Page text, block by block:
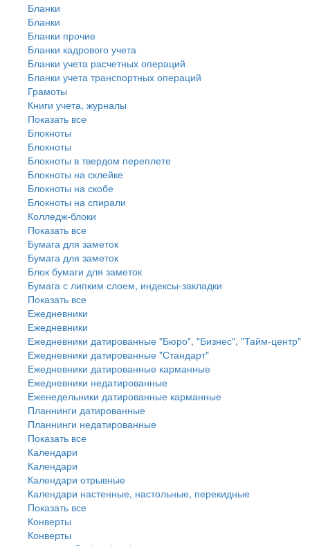
Бланки
Бланки
Бланки прочие
Бланки кадрового учета
Бланки учета расчетных операций
Бланки учета транспортных операций
Грамоты
Книги учета, журналы
Показать все
Блокноты
Блокноты
Блокноты в твердом переплете
Блокноты на склейке
Блокноты на скобе
Блокноты на спирали
Колледж-блоки
Показать все
Бумага для заметок
Бумага для заметок
Блок бумаги для заметок
Бумага с липким слоем, индексы-закладки
Показать все
Ежедневники
Ежедневники
Ежедневники датированные "Бюро", "Бизнес", "Тайм-центр"
Ежедневники датированные "Стандарт"
Ежедневники датированные карманные
Ежедневники недатированные
Еженедельники датированные карманные
Планнинги датированные
Планнинги недатированные
Показать все
Календари
Календари
Календари отрывные
Календари настенные, настольные, перекидные
Показать все
Конверты
Конверты